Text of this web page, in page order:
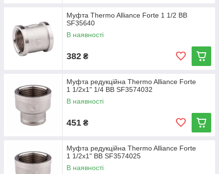
Муфта Thermo Alliance Forte 1 1/2 ВВ
SF35640
В наявності
382 ₴
Муфта редукційна Thermo Alliance Forte
1 1/2х1" 1/4 ВВ SF3574032
В наявності
451 ₴
Муфта редукційна Thermo Alliance Forte
1 1/2х1" ВВ SF3574025
В наявності